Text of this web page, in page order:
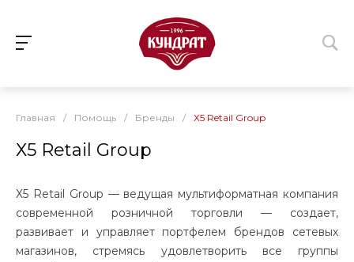
Главная / Помощь / Бренды / Х5 Retail Group
Х5 Retail Group
Х5 Retail Group — ведущая мультиформатная компания
современной розничной торговли — создает,
развивает и управляет портфелем брендов сетевых
магазинов, стремясь удовлетворить все группы